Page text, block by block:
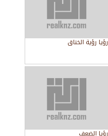
رؤيا رؤية الخناق
رؤيا الضعف